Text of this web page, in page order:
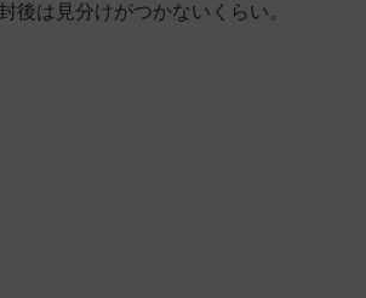
後は見分けがつかないくらい。